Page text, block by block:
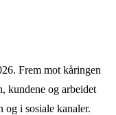
Frem mot kåringen
kundene og arbeidet
og i sosiale kanaler.